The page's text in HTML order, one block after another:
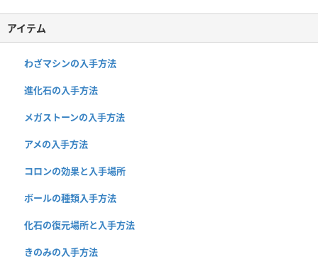
アイテム
わざマシンの入手方法
進化石の入手方法
メガストーンの入手方法
アメの入手方法
コロンの効果と入手場所
ボールの種類入手方法
化石の復元場所と入手方法
きのみの入手方法